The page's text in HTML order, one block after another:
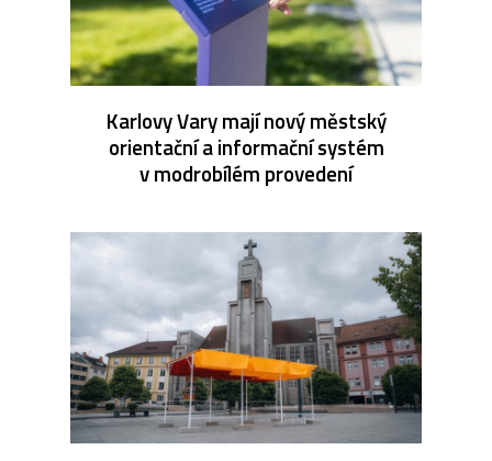
Karlovy Vary mají nový městský
orientační a informační systém
v modrobílém provedení